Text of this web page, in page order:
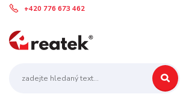
+420 776 673 462